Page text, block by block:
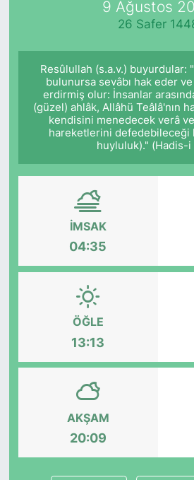
9 Ağustos
26 Safer
Resûlullah (s.a.v.) buyurdular:
bulunursa sevâbı hak eder ve
erdirmiş olur: İnsanlar
(güzel) ahlâk, Allâhü Teâlâ'nın
kendisini menedecek verâ
hareketlerini defedebileceği
huyluluk)." (Hadis-i
İMSAK
04:35
ÖĞLE
13:13
AKŞAM
20:09
KÖŞE YAZILARI
KÖŞE YAZILARI (Arşiv)
KÜLTÜR SANAT
MAGAZİN
SAĞLIK
SARIYER HABERLERİ
SEKTÖR
SİYASET
SON DAKİKA HABERİ
SPOR
TEKNOLOJİ